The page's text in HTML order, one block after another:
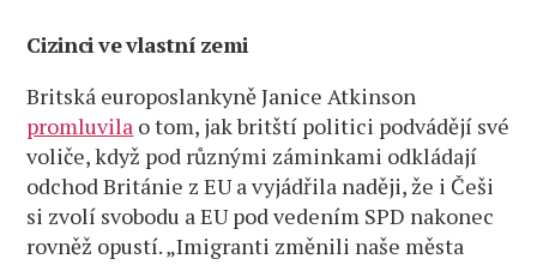
Cizinci ve vlastní zemi
Britská europoslankyně Janice Atkinson
promluvila o tom, jak britští politici podvádějí své
voliče, když pod různými záminkami odkládají
odchod Británie z EU a vyjádřila naději, že i Češi
si zvolí svobodu a EU pod vedením SPD nakonec
rovněž opustí. „Imigranti změnili naše města